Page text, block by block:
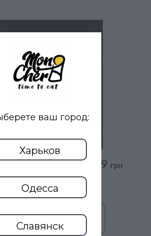
чай Fuse tea
и лаванда
49 грн
ваш город:
Харьков
Одесса
Славянск